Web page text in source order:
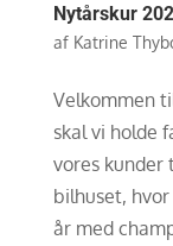
Nytårskur
af Katrine
Velkommen
skal vi holde
vores kunder
bilhuset,
år med